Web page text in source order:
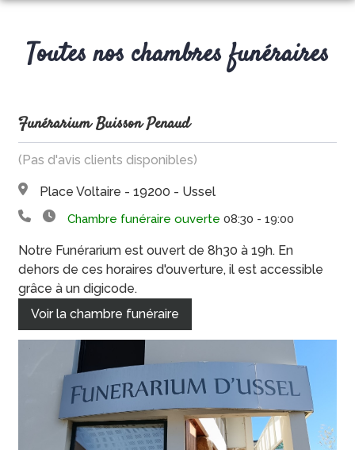
NOS SERVICES
PRÉVOIR SES OBSÈQUES
SERVICES AUX FAMILLES
ARTICLES FUNÉRAIRES
NOS AGENCES
PLACE VOLTAIRE – USSEL
BOIS SAINT-MICHEL – USSEL
CHAMBRES FUNERAIRES
PLACE VOLTAIRE – USSEL
BOIS SAINT-MICHEL – USSEL
Toutes nos chambres funéraires
Funérarium Buisson Penaud
(Pas d'avis clients disponibles)
Place Voltaire - 19200 - Ussel
Chambre funéraire ouverte 08:30 - 19:00
Notre Funérarium est ouvert de 8h30 à 19h. En
dehors de ces horaires d'ouverture, il est accessible
grâce à un digicode.
Voir la chambre funéraire